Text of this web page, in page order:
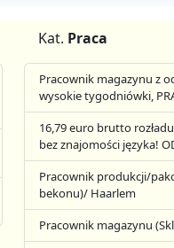
Kat. Praca
Pracownik magazynu z
wysokie tygodniówki,
16,79 euro brutto
bez znajomości języka!
Pracownik produkcji/
bekonu)/ Haarlem
Pracownik magazynu